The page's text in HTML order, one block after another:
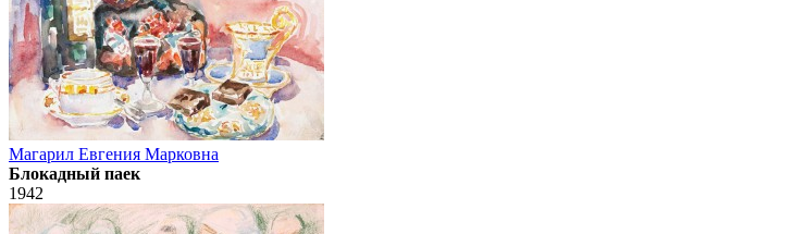
Магарил Евгения Марковна
Блокадный паек
1942